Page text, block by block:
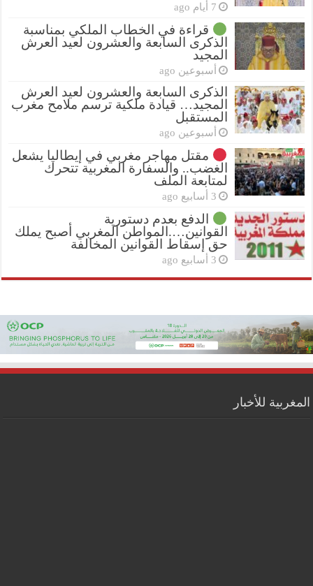
7 أيام ago
قراءة في الخطاب الملكي بمناسبة
الذكرى السابعة والعشرون لعيد العرش
المجيد
أسبوعين ago
الذكرى السابعة والعشرون لعيد العرش
المجيد… قيادة ملكية ترسم ملامح مغرب
المستقبل
أسبوعين ago
مقتل مهاجر مغربي في إيطاليا يشعل
الغضب.. والسفارة المغربية تتحرك
لمتابعة الملف
3 أسابيع ago
الدفع بعدم دستورية
القوانين….المواطن المغربي أصبح يملك
حق إسقاط القوانين المخالفة
3 أسابيع ago
المغربية للأخبار